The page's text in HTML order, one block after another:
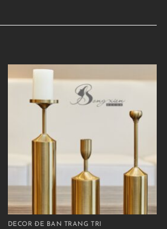
DECOR ĐỂ BÀN TRANG TRÍ